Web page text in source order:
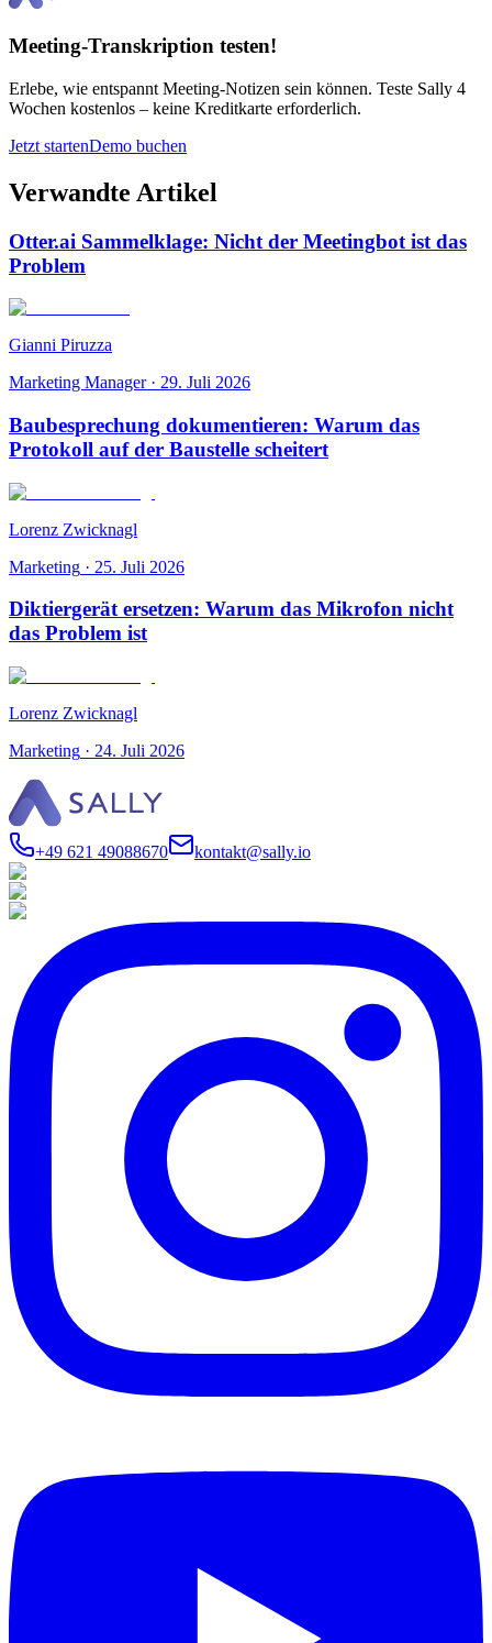
Meeting-Transkription testen!
Erlebe, wie entspannt Meeting-Notizen sein können. Teste Sally 4
Wochen kostenlos – keine Kreditkarte erforderlich.
Jetzt startenDemo buchen
Verwandte Artikel
Otter.ai Sammelklage: Nicht der Meetingbot ist das
Problem
Gianni Piruzza
Marketing Manager· 29. Juli 2026
Baubesprechung dokumentieren: Warum das
Protokoll auf der Baustelle scheitert
Lorenz Zwicknagl
Marketing · 25. Juli 2026
Diktiergerät ersetzen: Warum das Mikrofon nicht
das Problem ist
Lorenz Zwicknagl
Marketing · 24. Juli 2026
+49 621 49088670 kontakt@sally.io